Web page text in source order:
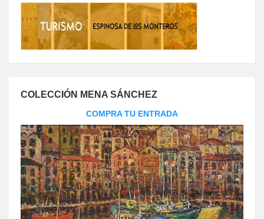
COLECCIÓN MENA SÁNCHEZ
COMPRA TU ENTRADA